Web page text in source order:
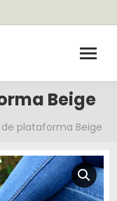
Beige
de plataforma Beige